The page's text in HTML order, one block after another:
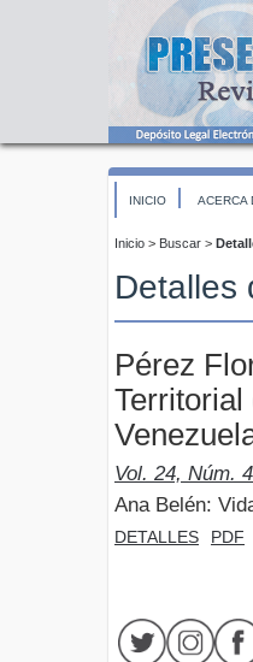
INICIO ACERCA
Inicio > Buscar >
Detalles
Pérez
Vol. 24, Núm.
Ana Belén:
DETALLES PDF